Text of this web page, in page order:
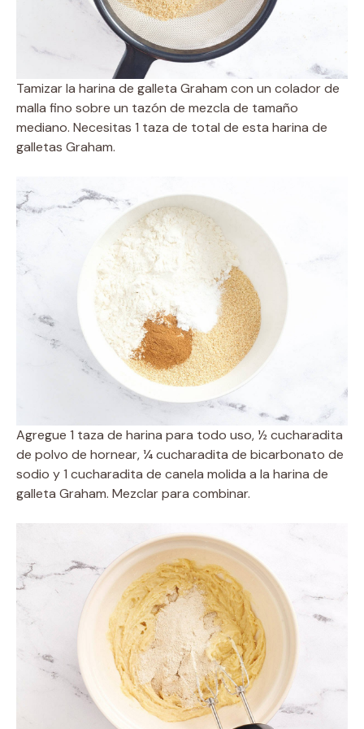
Tamizar la harina de galleta Graham con un colador de
malla fino sobre un tazón de mezcla de tamaño
mediano. Necesitas 1 taza de total de esta harina de
galletas Graham.
Agregue 1 taza de harina para todo uso, ½ cucharadita
de polvo de hornear, ¼ cucharadita de bicarbonato de
sodio y 1 cucharadita de canela molida a la harina de
galleta Graham. Mezclar para combinar.